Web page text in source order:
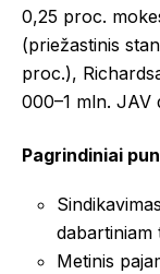
0,25 proc.
(priežastinis
proc.),
000–1 mln. JAV
Pagrindiniai
dabartiniam
Metinis